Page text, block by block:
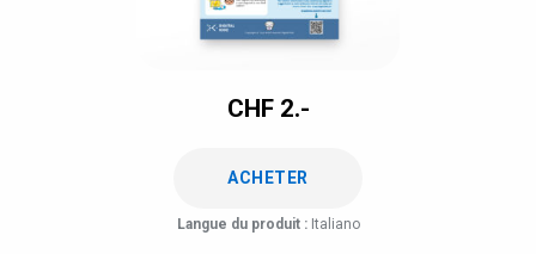
CHF 2.-
ACHETER
Langue du produit :Italiano